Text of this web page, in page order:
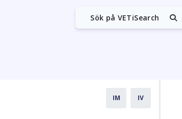
Sök på VETiSearch
IM IV